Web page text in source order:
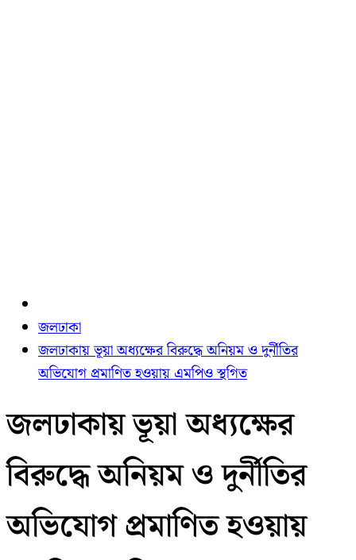
জলঢাকা
জলঢাকায় ভূয়া অধ্যক্ষের বিরুদ্ধে অনিয়ম ও দুর্নীতির
অভিযোগ প্রমাণিত হওয়ায় এমপিও স্থগিত
জলঢাকায় ভূয়া অধ্যক্ষের
বিরুদ্ধে অনিয়ম ও দুর্নীতির
অভিযোগ প্রমাণিত হওয়ায়